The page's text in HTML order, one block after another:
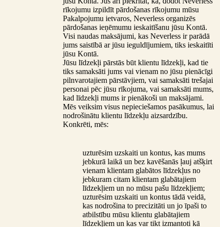
rīkojumu izpildīt pārdošanas rīkojumu mūsu
Pakalpojumu ietvaros, Neverless organizēs
pārdošanas ieņēmumu ieskaitīšanu jūsu Kontā.
Visi naudas maksājumi, kas Neverless ir parādā
jums saistībā ar jūsu ieguldījumiem, tiks ieskaitīti
jūsu Kontā.
Jūsu līdzekļi pārstās būt klientu līdzekļi, kad tie
tiks samaksāti jums vai vienam no jūsu pienācīgi
pilnvarotajiem pārstāvjiem, vai samaksāti trešajai
personai pēc jūsu rīkojuma, vai samaksāti mums,
kad līdzekļi mums ir pienākoši un maksājami.
Mēs veiksim visus nepieciešamos pasākumus, lai
nodrošinātu klientu līdzekļu aizsardzību.
Konkrēti, mēs:
uzturēsim uzskaiti un kontus, kas mums
jebkurā laikā un bez kavēšanās ļauj atšķirt
vienam klientam glabātos līdzekļus no
jebkuram citam klientam glabātajiem
līdzekļiem un no mūsu pašu līdzekļiem;
uzturēsim uzskaiti un kontus tādā veidā,
kas nodrošina to precizitāti un jo īpaši to
atbilstību mūsu klientu glabātajiem
līdzekļiem un kas var tikt izmantoti kā